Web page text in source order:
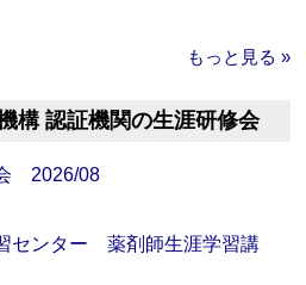
もっと見る »
構 認証機関の生涯研修会
2026/08
センター 薬剤師生涯学習講